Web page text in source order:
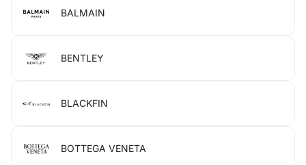
BALMAIN
BENTLEY
BLACKFIN
BOTTEGA VENETA